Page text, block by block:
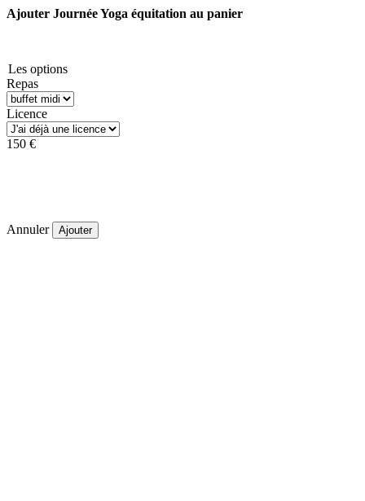
Ajouter Journée Yoga équitation au panier
Les options
Repas
Licence
150 €
Annuler